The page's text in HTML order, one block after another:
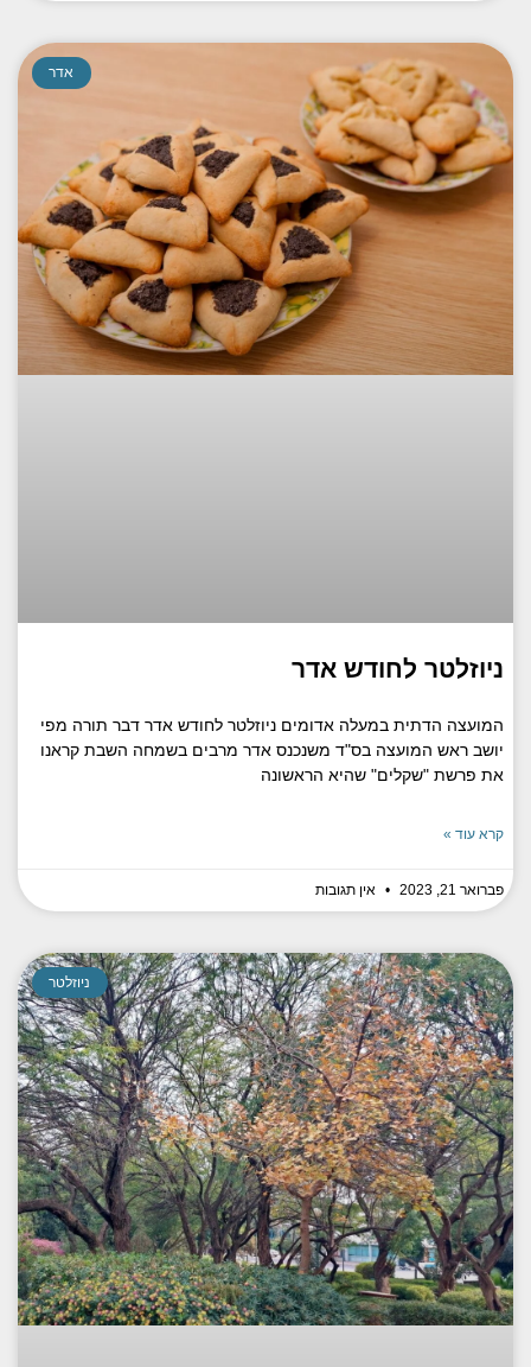
אדר
ניוזלטר לחודש אדר
המועצה הדתית במעלה אדומים ניוזלטר לחודש אדר דבר תורה מפי
יושב ראש המועצה בס"ד משנכנס אדר מרבים בשמחה השבת קראנו
את פרשת "שקלים" שהיא הראשונה
קרא עוד »
פברואר 21, 2023 אין תגובות
ניוזלטר